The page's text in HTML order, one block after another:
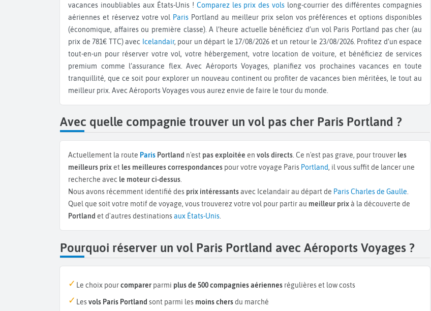
vacances inoubliables aux États-Unis ! Comparez les prix des vols long-courrier des différentes compagnies
aériennes et réservez votre vol Paris Portland au meilleur prix selon vos préférences et options disponibles
(économique, affaires ou première classe). A l’heure actuelle bénéficiez d’un vol Paris Portland pas cher (au
prix de 781€ TTC) avec Icelandair, pour un départ le 17/08/2026 et un retour le 23/08/2026. Profitez d’un espace
tout-en-un pour réserver votre vol, votre hébergement, votre location de voiture, et bénéficiez de services
premium comme l’assurance flex. Avec Aéroports Voyages, planifiez vos prochaines vacances en toute
tranquillité, que ce soit pour explorer un nouveau continent ou profiter de vacances bien méritées, le tout au
meilleur prix. Avec Aéroports Voyages vous aurez envie de faire le tour du monde.
Avec quelle compagnie trouver un vol pas cher Paris Portland ?
Actuellement la route Paris Portland n'est pas exploitée en vols directs . Ce n'est pas grave, pour trouver les
meilleurs prixet les meilleures correspondances pour votre voyage Paris Portland, il vous suffit de lancer une
recherche avec le moteur ci-dessus
Nous avons récemment identifié des prix intéressantsavec Icelandair au départ de Paris Charles de Gaulle
Quel que soit votre motif de voyage, vous trouverez votre vol pour partir au meilleur prixà la découverte de
Portland et d'autres destinationsaux États-Unis
Pourquoi réserver un vol Paris Portland avec Aéroports Voyages ?
Le choix pourcomparer parmi plus de 500 compagnies aériennes régulières et low costs
Lesvols Paris Portland sont parmi les moins chersdu marché